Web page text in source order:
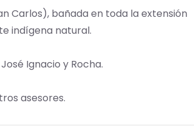
Carlos), bañada en toda la extensión
indígena natural.
Ignacio y Rocha.
asesores.